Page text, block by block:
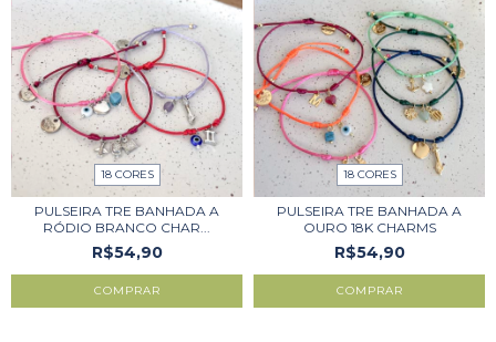
18 CORES
PULSEIRA TRE BANHADA A
RÓDIO BRANCO CHAR...
R$54,90
COMPRAR
18 CORES
PULSEIRA TRE BANHADA A
OURO 18K CHARMS
R$54,90
COMPRAR